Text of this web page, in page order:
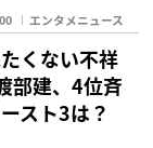
エンタメニュース
くない不祥
部建、4位斉
スト3は？